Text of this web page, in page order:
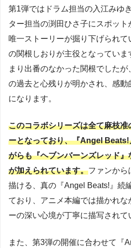
第1弾ではドラム担当の入江みゆ
ター担当の渕田ひさ子にスポッ
唯一ストーリーが掘り下げられて
の関根しおりが主役となっていま
まり出番のなかった関根でした
の過去と心残りが明かされ、感動
になります。
このコラボシリーズは全て麻枝
ーとなっており、『Angel Beats!
がらも『ヘブンバーンズレッド
が加えられています。ファンから
描ける、真の『Angel Beats!』続
ており、アニメ本編では描かれ
ーの深い心境が丁寧に描写されて
また、第3弾の開催に合わせて『